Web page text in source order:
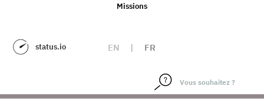
Missions
status.io EN | FR